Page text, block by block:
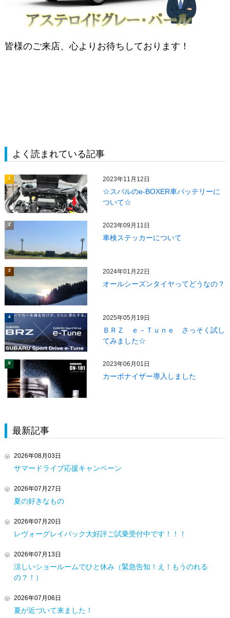
皆様のご来店、心よりお待ちしております！
よく読まれている記事
1 2023年11月12日
☆スバルのe-BOXER車バッテリーに
ついて☆
2 2023年09月11日
車検ステッカーについて
3 2024年01月22日
オールシーズンタイヤってどうなの？
4 2025年05月19日
ＢＲＺ ｅ－Ｔｕｎｅ さっそく試し
てみました☆
5 2023年06月01日
カーボナイザー導入しました
最新記事
2026年08月03日
サマードライブ応援キャンペーン
2026年07月27日
夏の好きなもの
2026年07月20日
レヴォーグレイバック大好評ご試乗受付中です！！！
2026年07月13日
涼しいショールームでひと休み（緊急告知！え！もうのれる
の？！）
2026年07月06日
夏が近づいて来ました！